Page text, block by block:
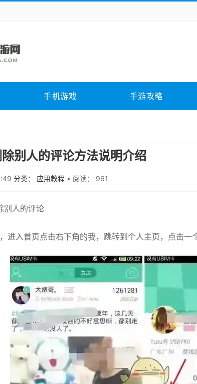
竞技
类别 图形软件 安全相关 应用软
未分类 综合其它
手机游戏 手游攻略
除别人的评论方法说明介绍
分类： 应用教程 • 阅读： 961
别人的评论
进入首页点击右下角的我，跳转到个人主页，点击一